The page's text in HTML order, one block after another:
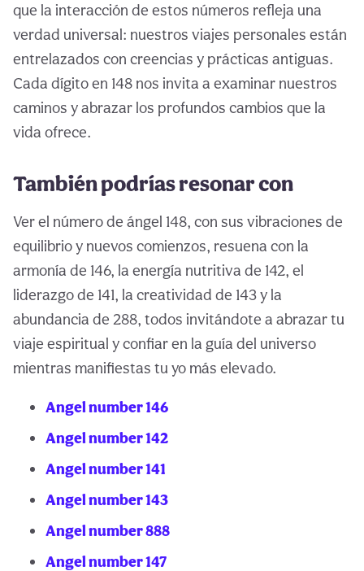
que la interacción de estos números refleja una
verdad universal: nuestros viajes personales están
entrelazados con creencias y prácticas antiguas.
Cada dígito en 148 nos invita a examinar nuestros
caminos y abrazar los profundos cambios que la
vida ofrece.
También podrías resonar con
Ver el número de ángel 148, con sus vibraciones de
equilibrio y nuevos comienzos, resuena con la
armonía de 146, la energía nutritiva de 142, el
liderazgo de 141, la creatividad de 143 y la
abundancia de 288, todos invitándote a abrazar tu
viaje espiritual y confiar en la guía del universo
mientras manifiestas tu yo más elevado.
Angel number 146
Angel number 142
Angel number 141
Angel number 143
Angel number 888
Angel number 147